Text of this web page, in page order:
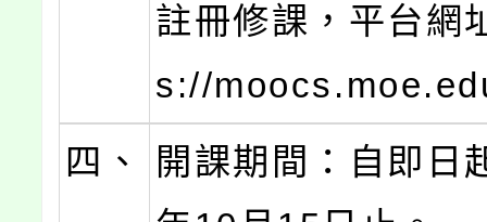
註冊修課，平台網
s://
四、
開課期間：自即日